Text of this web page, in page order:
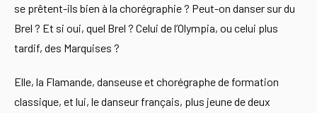
se prêtent-ils bien à la chorégraphie ? Peut-on danser sur du
Brel ? Et si oui, quel Brel ? Celui de l’Olympia, ou celui plus
tardif, des Marquises ?
Elle, la Flamande, danseuse et chorégraphe de formation
classique, et lui, le danseur français, plus jeune de deux